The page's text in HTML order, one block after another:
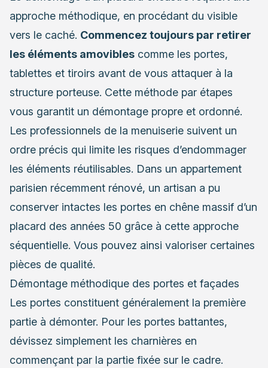
approche méthodique, en procédant du visible
vers le caché. Commencez toujours par retirer
les éléments amovibles comme les portes,
tablettes et tiroirs avant de vous attaquer à la
structure porteuse. Cette méthode par étapes
vous garantit un démontage propre et ordonné.
Les professionnels de la menuiserie suivent un
ordre précis qui limite les risques d’endommager
les éléments réutilisables. Dans un appartement
parisien récemment rénové, un artisan a pu
conserver intactes les portes en chêne massif d’un
placard des années 50 grâce à cette approche
séquentielle. Vous pouvez ainsi valoriser certaines
pièces de qualité.
Démontage méthodique des portes et façades
Les portes constituent généralement la première
partie à démonter. Pour les portes battantes,
dévissez simplement les charnières en
commençant par la partie fixée sur le cadre.